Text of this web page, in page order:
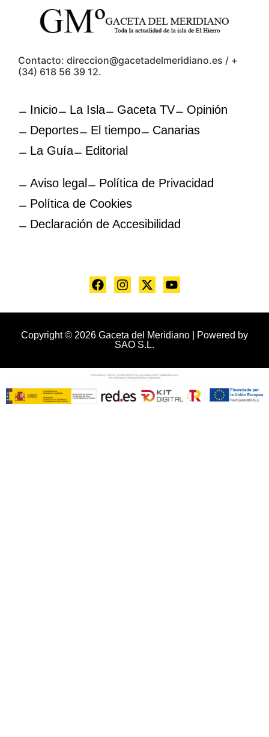
Contacto: direccion@gacetadelmeridiano.es / +
(34) 618 56 39 12.
Inicio La Isla Gaceta TV
Opinión
Deportes
El tiempo
Canarias
La Guía
Editorial
Aviso legal
Política de Privacidad
Política de Cookies
Declaración de Accesibilidad
Copyright © 2026 Gaceta del Meridiano | Powered by
SAO S.L.